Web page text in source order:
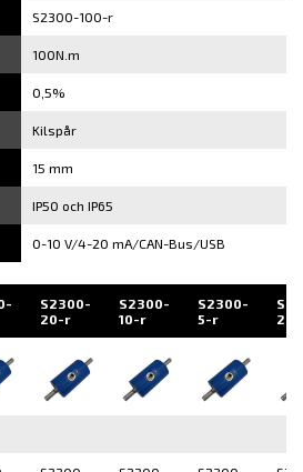
S2300-100-r
100N.m
0,5%
Kilspår
15 mm
IP50 och IP65
0-10 V/4-20 mA/CAN-Bus/USB
S2300-
20-r
S2300-
10-r
S2300-
5-r